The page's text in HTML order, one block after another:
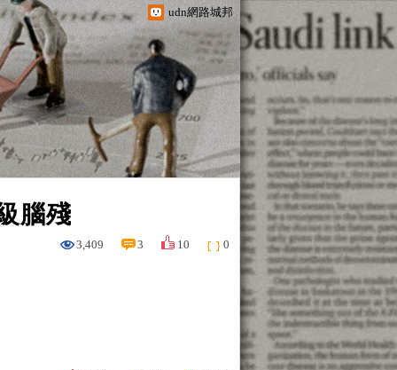
udn網路城邦
腦殘
3,409 3 10 0